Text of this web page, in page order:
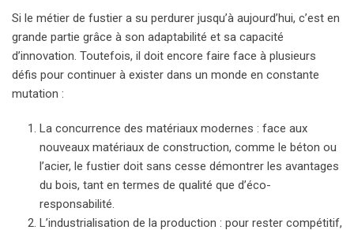
Si le métier de fustier a su perdurer jusqu’à aujourd’hui, c’est en
grande partie grâce à son adaptabilité et sa capacité
d’innovation. Toutefois, il doit encore faire face à plusieurs
défis pour continuer à exister dans un monde en constante
mutation :
La concurrence des matériaux modernes : face aux
nouveaux matériaux de construction, comme le béton ou
l’acier, le fustier doit sans cesse démontrer les avantages
du bois, tant en termes de qualité que d’éco-
responsabilité.
L’industrialisation de la production : pour rester compétitif,